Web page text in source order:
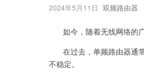
2024年5月11日 双频路由器
如今，随着无线网络的广
在过去，单频路由器通常
不稳定。